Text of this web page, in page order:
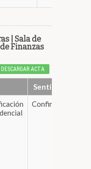
| Sala de
Finanzas
ACTA
Sentido
Confirma